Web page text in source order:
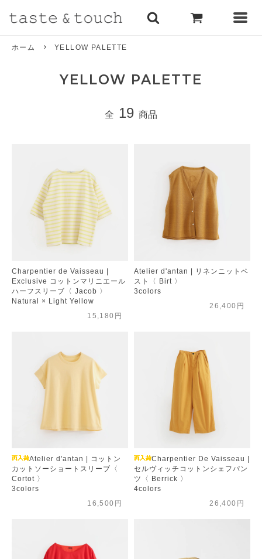
ホーム YELLOW PALETTE
YELLOW PALETTE
全 19 商品
Charpentier de Vaisseau |
Exclusive コットンマリニエール
ハーフスリーブ〈 Jacob 〉
Natural × Light Yellow
15,180円
Atelier d'antan | リネンニットベ
スト〈 Birt 〉
3colors
26,400円
Atelier d'antan | コットン
カットソーショートスリーブ〈
Cortot 〉
3colors
16,500円
Charpentier De Vaisseau |
セルヴィッチコットンシェフパン
ツ〈 Berrick 〉
4colors
26,400円